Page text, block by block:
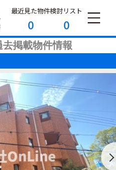
最近見た物件
0
検討リスト
0
掲載物件情報